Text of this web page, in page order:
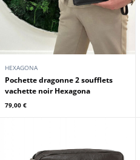
HEXAGONA
Pochette dragonne 2 soufflets
vachette noir Hexagona
79,00 €